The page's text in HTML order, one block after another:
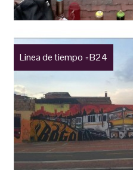
Linea de tiempo =B24